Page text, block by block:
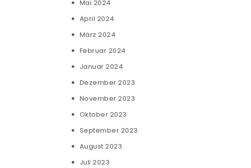
Mai 2024
April 2024
März 2024
Februar 2024
Januar 2024
Dezember 2023
November 2023
Oktober 2023
September 2023
August 2023
Juli 2023